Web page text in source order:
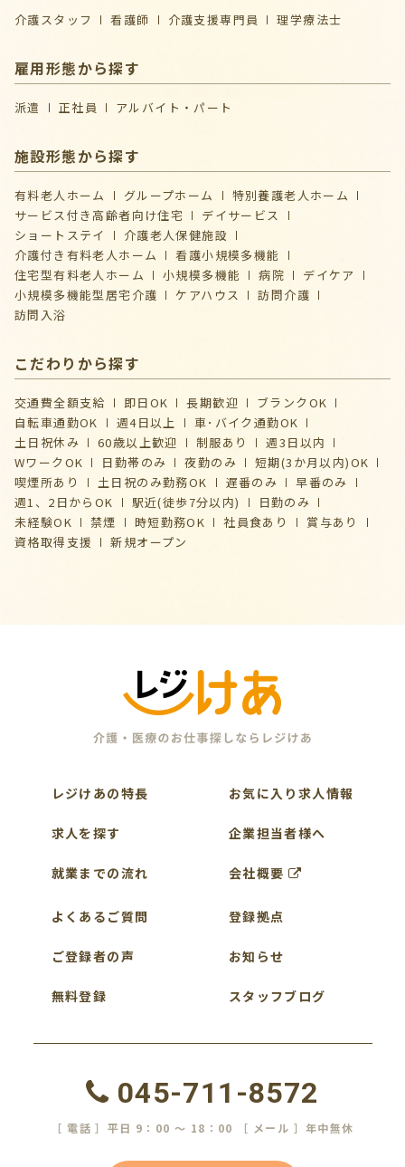
介護スタッフ 看護師 介護支援専門員 理学療法士
雇用形態から探す
派遣 正社員 アルバイト・パート
施設形態から探す
有料老人ホーム グループホーム
特別養護老人ホーム
サービス付き高齢者向け住宅
デイサービス
ショートステイ
介護⽼⼈保健施設
介護付き有料老人ホーム
看護小規模多機能
住宅型有料老人ホーム
小規模多機能 病院
デイケア
⼩規模多機能型居宅介護
ケアハウス
訪問介護
訪問入浴
こだわりから探す
交通費全額支給 即日OK 長期歓迎
ブランクOK
自転車通勤OK
週4日以上
車･バイク通勤OK
土日祝休み
60歳以上歓迎 制服あり
週3日以内
WワークOK
日勤帯のみ 夜勤のみ
短期(3か月以内)OK
喫煙所あり
土日祝のみ勤務OK 遅番のみ
早番のみ
週1、2日からOK
駅近(徒歩7分以内)
日勤のみ
未経験OK
禁煙 時短勤務OK 社員食あり
賞与あり
資格取得支援
新規オープン
レジけあの特長
求人を探す
就業までの流れ
よくあるご質問
ご登録者の声
無料登録
お気に入り求人情報
企業担当者様へ
会社概要
登録拠点
お知らせ
スタッフブログ
045-711-8572
［ 電話 ］平日 9：00 ～ 18：00 ［ メール ］年中無休